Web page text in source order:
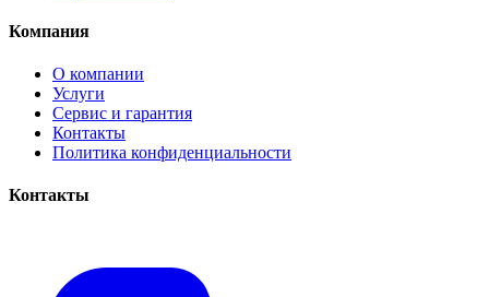
Компания
О компании
Услуги
Сервис и гарантия
Контакты
Политика конфиденциальности
Контакты